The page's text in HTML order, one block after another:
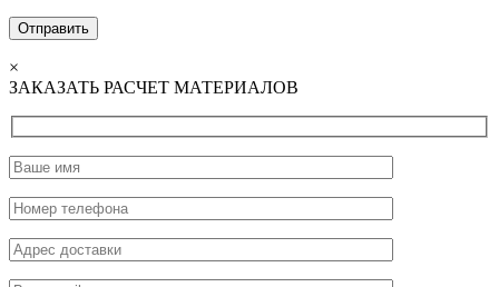
×
ЗАКАЗАТЬ РАСЧЕТ МАТЕРИАЛОВ